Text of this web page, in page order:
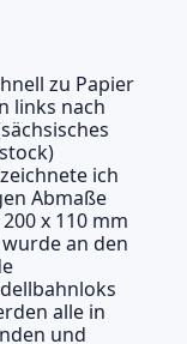
zu Papier
links nach
ich
Abmaße
x 110 mm
an den
alle in
und